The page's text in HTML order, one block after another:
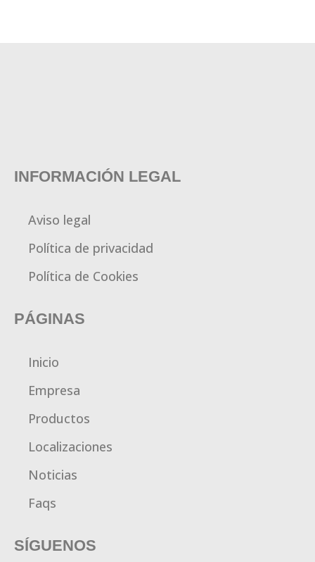
INFORMACIÓN LEGAL
Aviso legal
Política de privacidad
Política de Cookies
PÁGINAS
Inicio
Empresa
Productos
Localizaciones
Noticias
Faqs
SÍGUENOS